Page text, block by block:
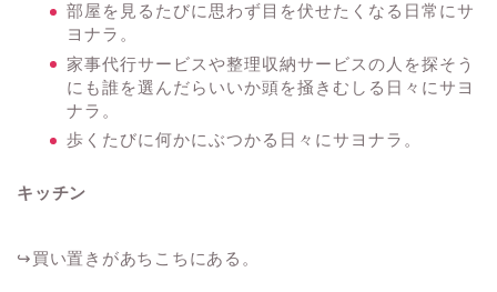
部屋を見るたびに思わず目を伏せたくなる日常にサ
ヨナラ。
家事代行サービスや整理収納サービスの人を探そう
にも誰を選んだらいいか頭を掻きむしる日々にサヨ
ナラ。
歩くたびに何かにぶつかる日々にサヨナラ。
キッチン
↪︎買い置きがあちこちにある。